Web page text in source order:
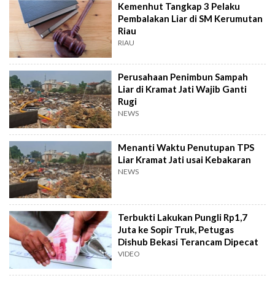
Kemenhut Tangkap 3 Pelaku
Pembalakan Liar di SM Kerumutan
Riau
RIAU
Perusahaan Penimbun Sampah
Liar di Kramat Jati Wajib Ganti
Rugi
NEWS
Menanti Waktu Penutupan TPS
Liar Kramat Jati usai Kebakaran
NEWS
Terbukti Lakukan Pungli Rp1,7
Juta ke Sopir Truk, Petugas
Dishub Bekasi Terancam Dipecat
VIDEO